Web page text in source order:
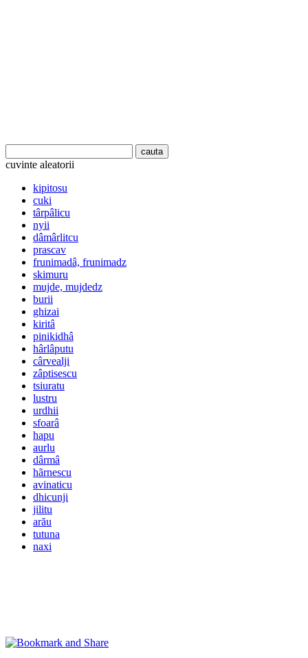
cuvinte aleatorii
kipitosu
cuki
târpâlicu
nyii
dâmârlitcu
prascav
frunimadâ, frunimadz
skimuru
mujde, mujdedz
burii
ghizai
kiritâ
pinikidhâ
hârlâputu
cârvealji
zâptisescu
tsiuratu
lustru
urdhii
sfoarâ
hapu
aurlu
dârmâ
hãrnescu
avinaticu
dhicunji
jilitu
arău
tutuna
naxi